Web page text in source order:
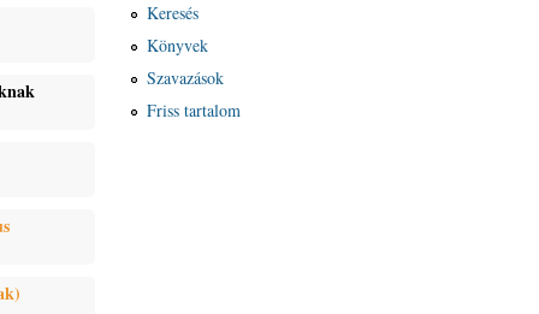
Keresés
Könyvek
Szavazások
Friss tartalom